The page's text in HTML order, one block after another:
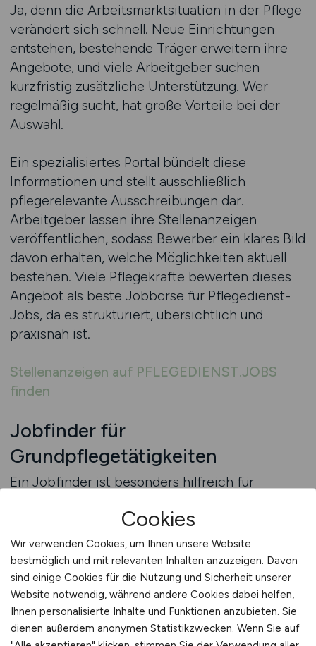
Ja, denn die Arbeitsmarktsituation in der Pflege
verändert sich schnell. Neue Einrichtungen
entstehen, bestehende Träger erweitern ihre
Angebote, und viele Arbeitgeber suchen
kurzfristig zusätzliche Unterstützung. Wer
regelmäßig sucht, hat große Vorteile bei der
Auswahl.
Ein spezialisiertes Portal bündelt diese
Informationen und stellt ausschließlich
pflegerelevante Ausschreibungen dar.
Arbeitgeber lassen ihre Stellenanzeigen
veröffentlichen, sodass Bewerber ein klares Bild
davon erhalten, welche Möglichkeiten aktuell
bestehen. Viele Pflegekräfte bewerten dieses
Angebot als beste Jobbörse für Pflegedienst-
Jobs, da es strukturiert, übersichtlich und
praxisnah ist.
Stellenanzeigen auf PFLEGEDIENST.JOBS
finden
Jobfinder für
Grundpflegetätigkeiten
Ein Jobfinder ist besonders hilfreich für
Grundpflege suchen und ihre beruflichen
Vorstellungen klar definieren möchten. Die
Möglichkeit, verschiedene Kriterien miteinander
zu kombinieren, sorgt dafür, dass die Suche
effizienter wird und Bewerber schneller
passende Positionen finden. Gerade in der
Grundpflege, in der Arbeitszeiten,
Cookies
Wir verwenden Cookies, um Ihnen unsere Website
bestmöglich und mit relevanten Inhalten anzuzeigen. Davon
sind einige Cookies für die Nutzung und Sicherheit unserer
Website notwendig, während andere Cookies dabei helfen,
Ihnen personalisierte Inhalte und Funktionen anzubieten. Sie
dienen außerdem anonymen Statistikzwecken. Wenn Sie auf